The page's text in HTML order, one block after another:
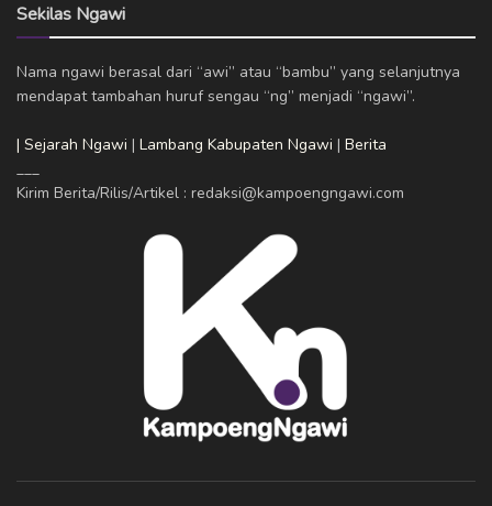
Sekilas Ngawi
Nama ngawi berasal dari “awi” atau “bambu” yang selanjutnya
mendapat tambahan huruf sengau “ng” menjadi “ngawi”.
| Sejarah Ngawi | Lambang Kabupaten Ngawi | Berita
___
Kirim Berita/Rilis/Artikel : redaksi@kampoengngawi.com